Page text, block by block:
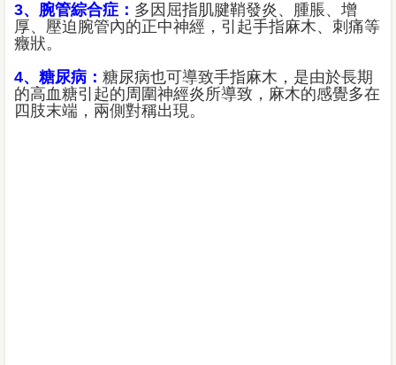
3、腕管綜合症： 多因屈指肌腱鞘發炎、腫脹、增
厚、壓迫腕管內的正中神經，引起手指麻木、刺痛等
癥狀。
4、糖尿病： 糖尿病也可導致手指麻木，是由於長期
的高血糖引起的周圍神經炎所導致，麻木的感覺多在
四肢末端，兩側對稱出現。